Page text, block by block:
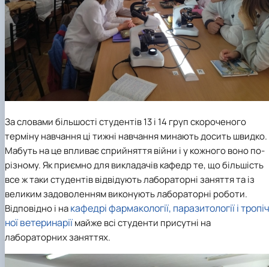
За словами більшості студентів 13 і 14 груп скороченого
терміну навчання ці тижні навчання минають досить швидко.
Мабуть на це впливає сприйняття війни і у кожного воно по-
різному. Як приємно для викладачів кафедр те, що більшість
все ж таки студентів відвідують лабораторні заняття та із
великим задоволенням виконують лабораторні роботи.
Відповідно і накафедрі фармакології, паразитології і тропіч
ної ветеринаріїмайже всі студенти присутні на
лабораторних заняттях.